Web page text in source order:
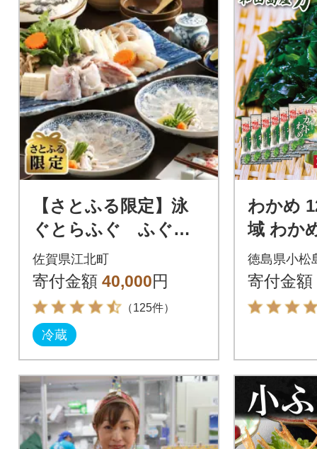
【さとふる限定】泳
ぐとらふぐ ふぐ
刺・ふぐ鍋セット
佐賀県江北町
寄付金額 40,000円
（125件）
冷蔵
わかめ 120g
域 わか
め 乾燥
かめ 生
徳島県小松
寄付金額